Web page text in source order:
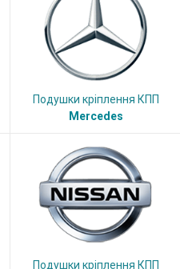
Подушки кріплення КПП
Mercedes
Подушки кріплення КПП